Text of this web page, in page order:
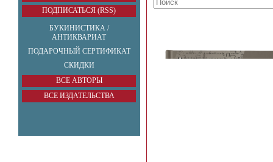
ПОДПИСАТЬСЯ (RSS)
БУКИНИСТИКА /
АНТИКВАРИАТ
ПОДАРОЧНЫЙ СЕРТИФИКАТ
СКИДКИ
ВСЕ АВТОРЫ
ВСЕ ИЗДАТЕЛЬСТВА